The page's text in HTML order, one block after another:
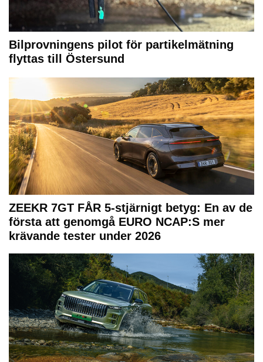
Bilprovningens pilot för partikelmätning
flyttas till Östersund
ZEEKR 7GT FÅR 5-stjärnigt betyg: En av de
första att genomgå EURO NCAP:S mer
krävande tester under 2026